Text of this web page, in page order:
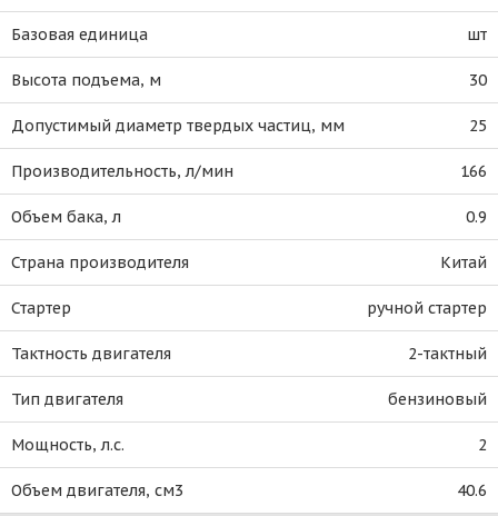
Базовая единица шт
Высота подъема, м 30
Допустимый диаметр твердых частиц, мм 25
Производительность, л/мин 166
Объем бака, л 0.9
Страна производителя Китай
Стартер ручной стартер
Тактность двигателя 2-тактный
Тип двигателя бензиновый
Мощность, л.с. 2
Объем двигателя, см3 40.6